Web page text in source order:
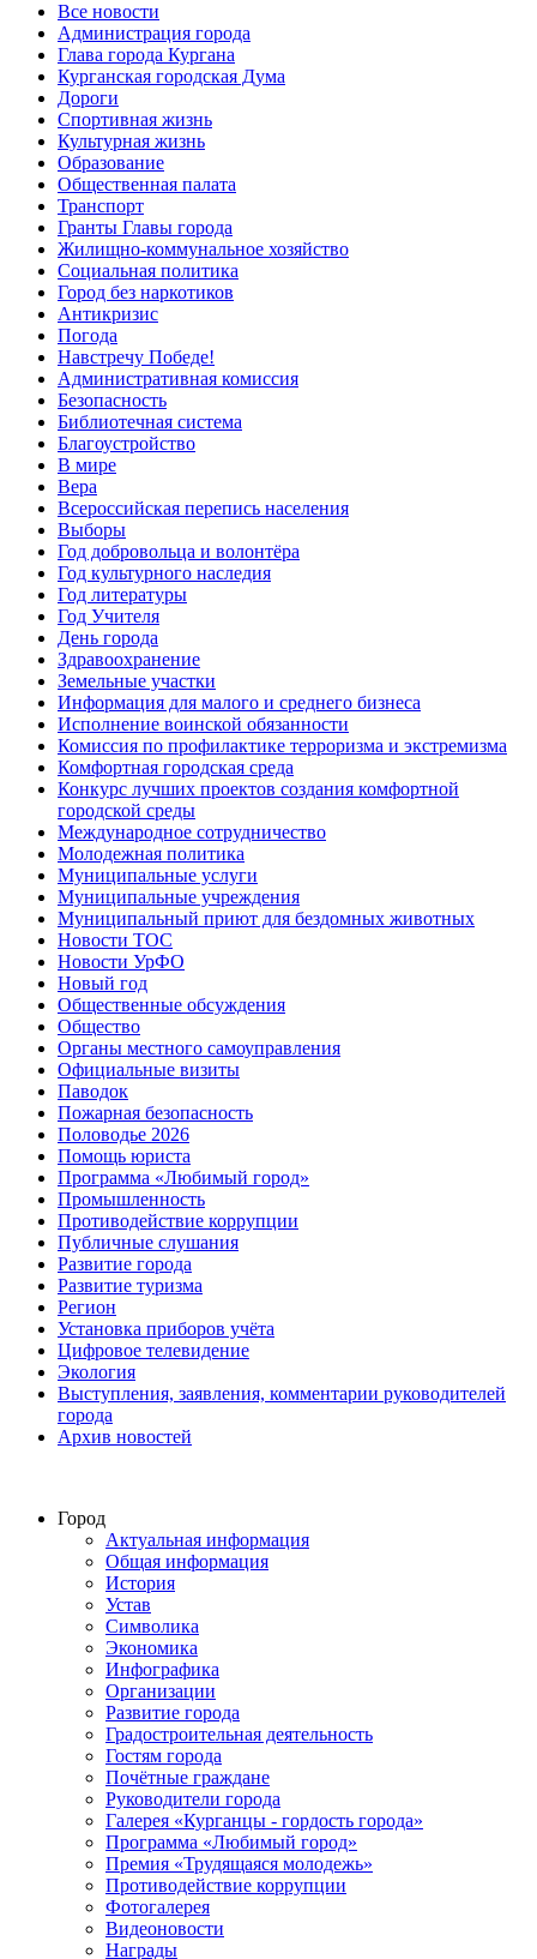
Все новости
Администрация города
Глава города Кургана
Курганская городская Дума
Дороги
Спортивная жизнь
Культурная жизнь
Образование
Общественная палата
Транспорт
Гранты Главы города
Жилищно-коммунальное хозяйство
Социальная политика
Город без наркотиков
Антикризис
Погода
Навстречу Победе!
Административная комиссия
Безопасность
Библиотечная система
Благоустройство
В мире
Вера
Всероссийская перепись населения
Выборы
Год добровольца и волонтёра
Год культурного наследия
Год литературы
Год Учителя
День города
Здравоохранение
Земельные участки
Информация для малого и среднего бизнеса
Исполнение воинской обязанности
Комиссия по профилактике терроризма и экстремизма
Комфортная городская среда
Конкурс лучших проектов создания комфортной
городской среды
Международное сотрудничество
Молодежная политика
Муниципальные услуги
Муниципальные учреждения
Муниципальный приют для бездомных животных
Новости ТОС
Новости УрФО
Новый год
Общественные обсуждения
Общество
Органы местного самоуправления
Официальные визиты
Паводок
Пожарная безопасность
Половодье 2026
Помощь юриста
Программа «Любимый город»
Промышленность
Противодействие коррупции
Публичные слушания
Развитие города
Развитие туризма
Регион
Установка приборов учёта
Цифровое телевидение
Экология
Выступления, заявления, комментарии руководителей
города
Архив новостей
Город
Актуальная информация
Общая информация
История
Устав
Символика
Экономика
Инфографика
Организации
Развитие города
Градостроительная деятельность
Гостям города
Почётные граждане
Руководители города
Галерея «Курганцы - гордость города»
Программа «Любимый город»
Премия «Трудящаяся молодежь»
Противодействие коррупции
Фотогалерея
Видеоновости
Награды